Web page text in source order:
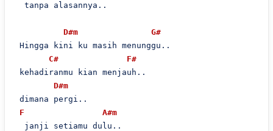
  tanpa alasannya..
D#m
G#
Hingga kini ku masih menunggu..
C#
F#
kehadiranmu kian menjauh..
D#m
dimana pergi..
F
A#m
  janji setiamu dulu..